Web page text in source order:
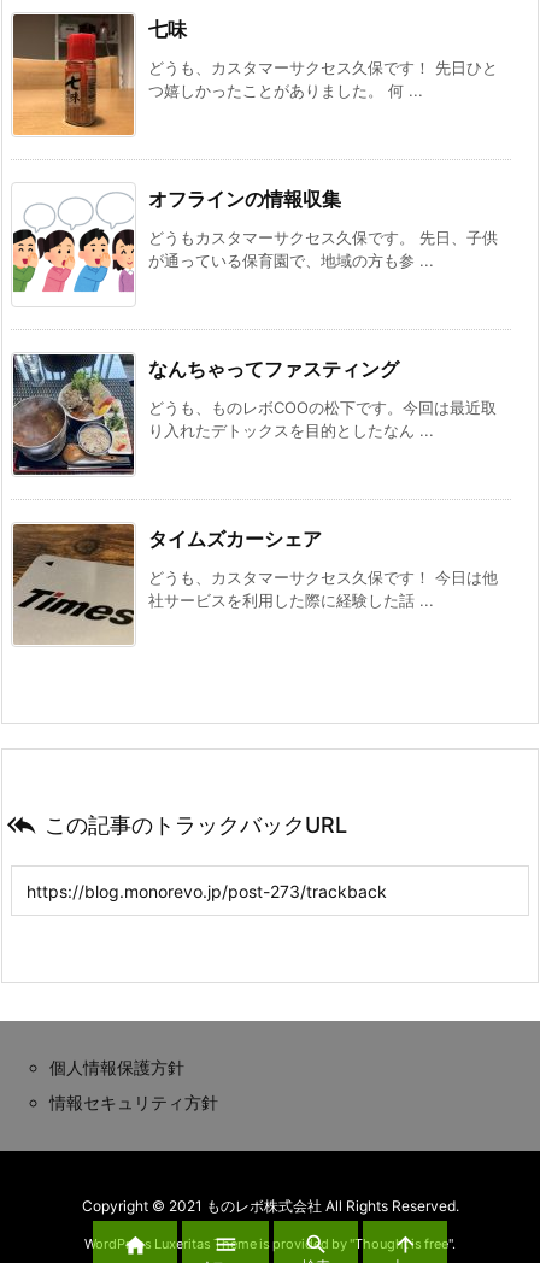
七味
どうも、カスタマーサクセス久保です！ 先日ひと
つ嬉しかったことがありました。 何 ...
オフラインの情報収集
どうもカスタマーサクセス久保です。 先日、子供
が通っている保育園で、地域の方も参 ...
なんちゃってファスティング
どうも、ものレボCOOの松下です。今回は最近取
り入れたデトックスを目的としたなん ...
タイムズカーシェア
どうも、カスタマーサクセス久保です！ 今日は他
社サービスを利用した際に経験した話 ...
 この記事のトラックバックURL
個人情報保護方針
情報セキュリティ方針
Copyright © 2021 ものレボ株式会社 All Rights Reserved.
WordPress Luxeritas Theme is provided by "Thought is free".
   